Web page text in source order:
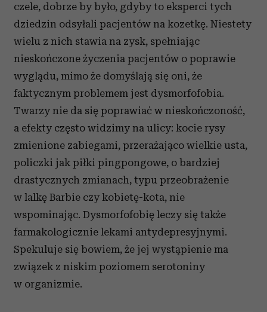
czele, dobrze by było, gdyby to eksperci tych
dziedzin odsyłali pacjentów na kozetkę. Niestety
wielu z nich stawia na zysk, spełniając
nieskończone życzenia pacjentów o poprawie
wyglądu, mimo że domyślają się oni, że
faktycznym problemem jest dysmorfofobia.
Twarzy nie da się poprawiać w nieskończoność,
a efekty często widzimy na ulicy: kocie rysy
zmienione zabiegami, przerażająco wielkie usta,
policzki jak piłki pingpongowe, o bardziej
drastycznych zmianach, typu przeobrażenie
w lalkę Barbie czy kobietę-kota, nie
wspominając. Dysmorfofobię leczy się także
farmakologicznie lekami antydepresyjnymi.
Spekuluje się bowiem, że jej wystąpienie ma
związek z niskim poziomem serotoniny
w organizmie.